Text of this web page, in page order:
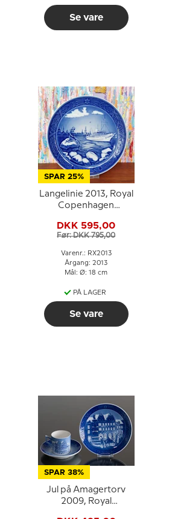
Se vare
SPAR 25%
Langelinie 2013, Royal
Copenhagen
DKK 595,00
Før: DKK 795,00
Varenr.: RX2013
Årgang: 2013
Mål: Ø: 18 cm
PÅ LAGER
Se vare
SPAR 38%
Jul på Amagertorv
2009, Royal